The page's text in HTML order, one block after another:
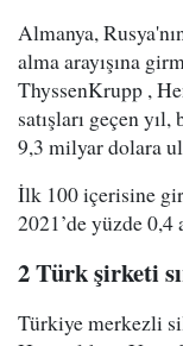
Almanya,
alma arayışına
ThyssenKrupp ,
satışları geçen
9,3 milyar dolara
İlk 100 içerisine
2021’de yüzde
2 Türk şirketi
Türkiye merkezli